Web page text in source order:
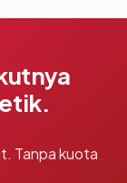
Tanpa kuota